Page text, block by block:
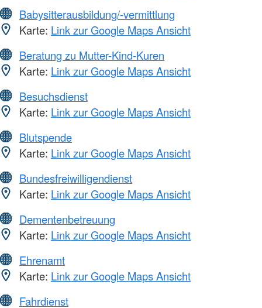
Babysitterausbildung/-vermittlung
Karte: Link zur Google Maps Ansicht
Beratung zu Mutter-Kind-Kuren
Karte: Link zur Google Maps Ansicht
Besuchsdienst
Karte: Link zur Google Maps Ansicht
Blutspende
Karte: Link zur Google Maps Ansicht
Bundesfreiwilligendienst
Karte: Link zur Google Maps Ansicht
Dementenbetreuung
Karte: Link zur Google Maps Ansicht
Ehrenamt
Karte: Link zur Google Maps Ansicht
Fahrdienst